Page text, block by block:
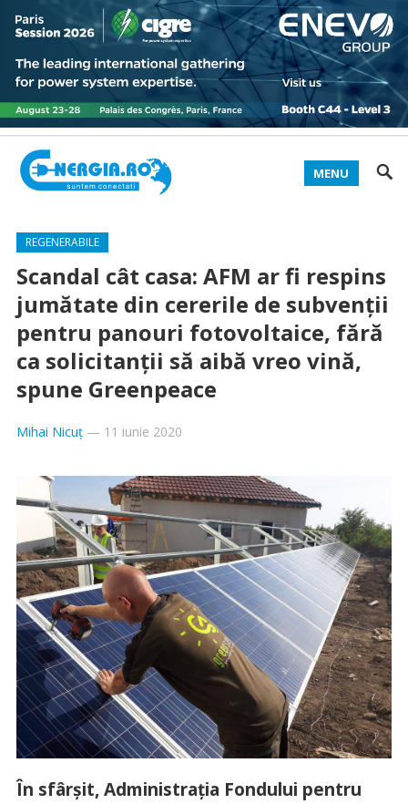
MENU
REGENERABILE
Scandal cât casa: AFM ar fi respins
jumătate din cererile de subvenții
pentru panouri fotovoltaice, fără
ca solicitanții să aibă vreo vină,
spune Greenpeace
Mihai Nicuț— 11 iunie 2020
În sfârșit, Administrația Fondului pentru